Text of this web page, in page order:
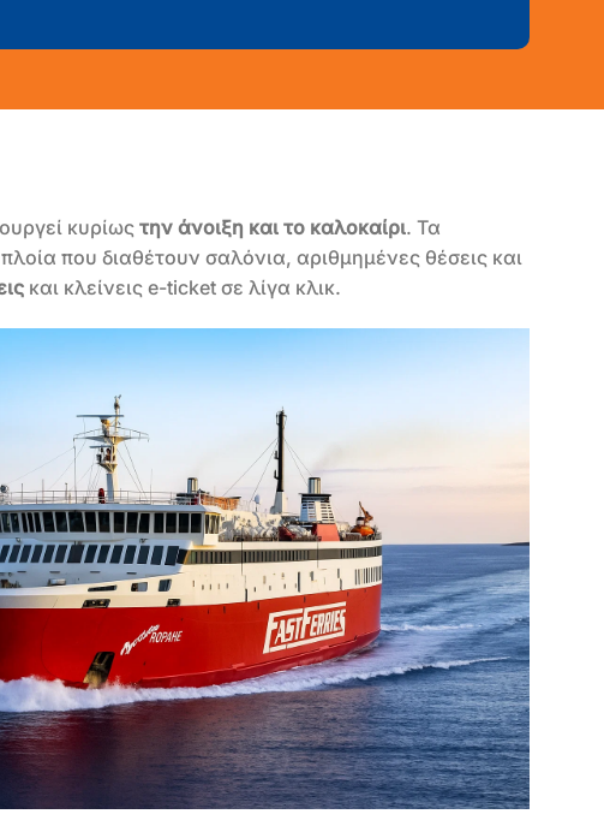
κυρίως την άνοιξη και το καλοκαίρι. Τα
που διαθέτουν σαλόνια, αριθμημένες θέσεις και
και κλείνεις e-ticket σε λίγα κλικ.